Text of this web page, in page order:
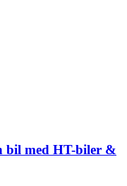
bil med HT-biler &